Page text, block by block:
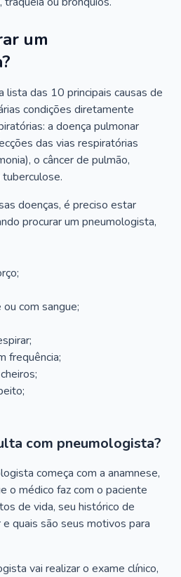
um
lista das 10 principais causas de
condições diretamente
a doença pulmonar
das vias respiratórias
o câncer de pulmão,
doenças, é preciso estar
procurar um pneumologista,
com sangue;
frequência;
com pneumologista?
começa com a anamnese,
o médico faz com o paciente
de vida, seu histórico de
quais são seus motivos para
vai realizar o exame clínico,